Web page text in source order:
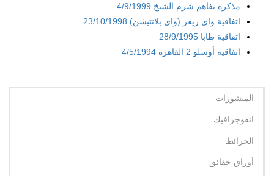
مذكرة تفاهم شرم الشيخ 4/9/1999
اتفاقية واي ريفر (واي بلانتيشن) 23/10/1998
اتفاقية طابا 28/9/1995
اتفاقية أوسلو 2 القاهرة 4/5/1994
المنشورات
انفوجرافيك
الخرائط
أوراق حقائق